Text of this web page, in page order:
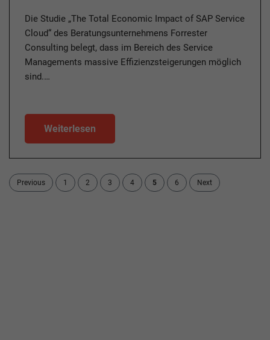
Die Studie „The Total Economic Impact of SAP Service
Cloud“ des Beratungsunternehmens Forrester
Consulting belegt, dass im Bereich des Service
Managements massive Effizienzsteigerungen möglich
sind.…
Weiterlesen
Previous 1 2 3 4 5 6 Next